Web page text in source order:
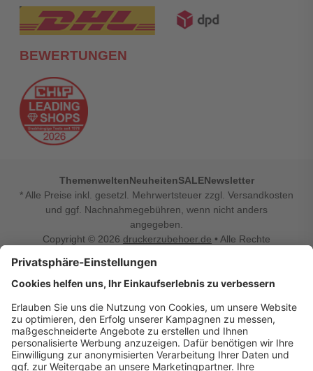
BEWERTUNGEN
ThemenweltenNeuheitenSALENewsletter
* Alle Preise inkl. gesetzl. Mehrwertsteuer zzgl. Versandkosten
und ggf. Nachnahmegebühren, wenn nicht anders
angegeben.
Copyright © 2026 druckerzubehoer.de • Alle Rechte
Vertrag widerrufen
Druckerzubehoer.de – preiswerte Qualität für Ihr Office
Sie sind auf der Suche nach dem passenden Druckerzubehör
oder Zubehör für das Büro, den Computer oder Ihr
Smartphone? Dann sind Sie bei Druckerzubehoer.de genau
richtig! Unser breites Sortiment bietet unter anderem Tinte
und Toner für alle gängigen Druckermodelle – großer sowie